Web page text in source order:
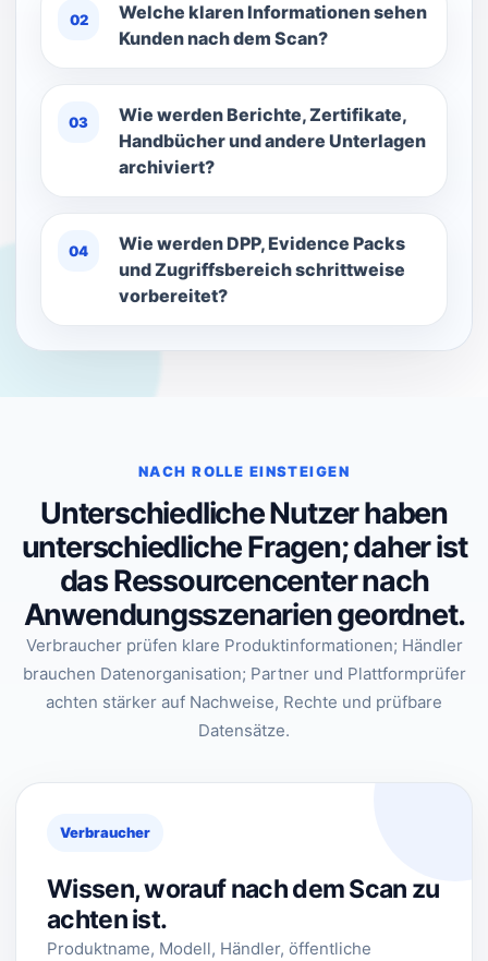
02
Welche klaren Informationen sehen
Kunden nach dem Scan?
03
Wie werden Berichte, Zertifikate,
Handbücher und andere Unterlagen
archiviert?
04
Wie werden DPP, Evidence Packs
und Zugriffsbereich schrittweise
vorbereitet?
NACH ROLLE EINSTEIGEN
Unterschiedliche Nutzer haben
unterschiedliche Fragen; daher ist
das Ressourcencenter nach
Anwendungsszenarien geordnet.
Verbraucher prüfen klare Produktinformationen; Händler
brauchen Datenorganisation; Partner und Plattformprüfer
achten stärker auf Nachweise, Rechte und prüfbare
Datensätze.
Verbraucher
Wissen, worauf nach dem Scan zu
achten ist.
Produktname, Modell, Händler, öffentliche